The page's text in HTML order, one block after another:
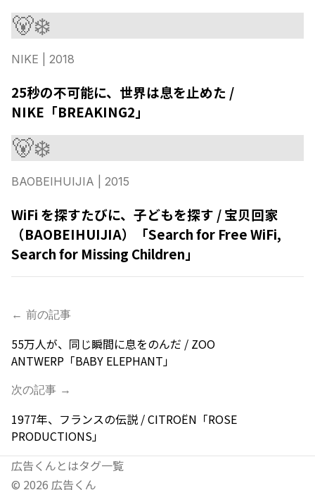
🐻‍❄️
NIKE | 2018
25秒の不可能に、世界は息を止めた /
NIKE「BREAKING2」
🐻‍❄️
BAOBEIHUIJIA | 2015
WiFi を探すたびに、子どもを探す / 宝贝回家
（BAOBEIHUIJIA）「Search for Free WiFi,
Search for Missing Children」
← 前の記事
55万人が、同じ瞬間に息をのんだ / ZOO
ANTWERP「BABY ELEPHANT」
次の記事 →
1977年、フランスの伝説 / CITROËN「ROSE
PRODUCTIONS」
広告くんとはタグ一覧
© 2026 広告くん